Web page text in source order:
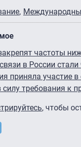
частоты
в России
приняла участие
требования к
, чтобы